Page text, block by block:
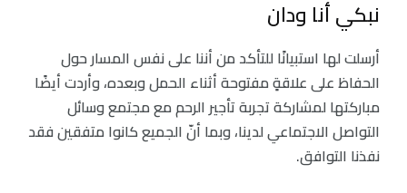
نبكي أنا ودان
أرسلت لها استبيانًا للتأكد من أننا على نفس المسار حول
الحفاظ على علاقةٍ مفتوحة أثناء الحمل وبعده، وأردت أيضًا
مباركتها لمشاركة تجربة تأجير الرحم مع مجتمع وسائل
التواصل الاجتماعي لدينا، وبما أنّ الجميع كانوا متفقين فقد
نفذنا التوافق.